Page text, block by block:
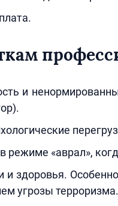
и
режиме «аврал»,
и здоровья.
угрозы терроризма.